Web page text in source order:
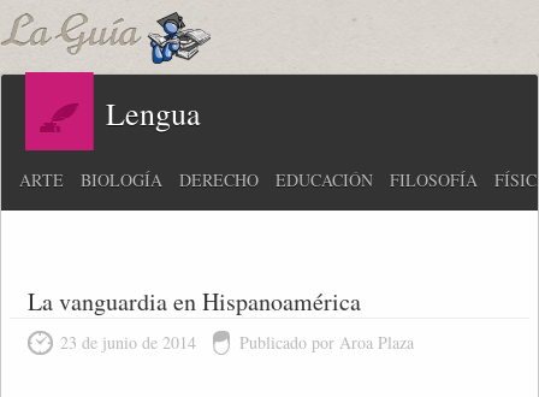
Lengua
ARTE BIOLOGÍA DERECHO EDUCACIÓN FILOSOFÍA
La vanguardia en Hispanoamérica
23 de junio de 2014 Publicado por Aroa Plaza